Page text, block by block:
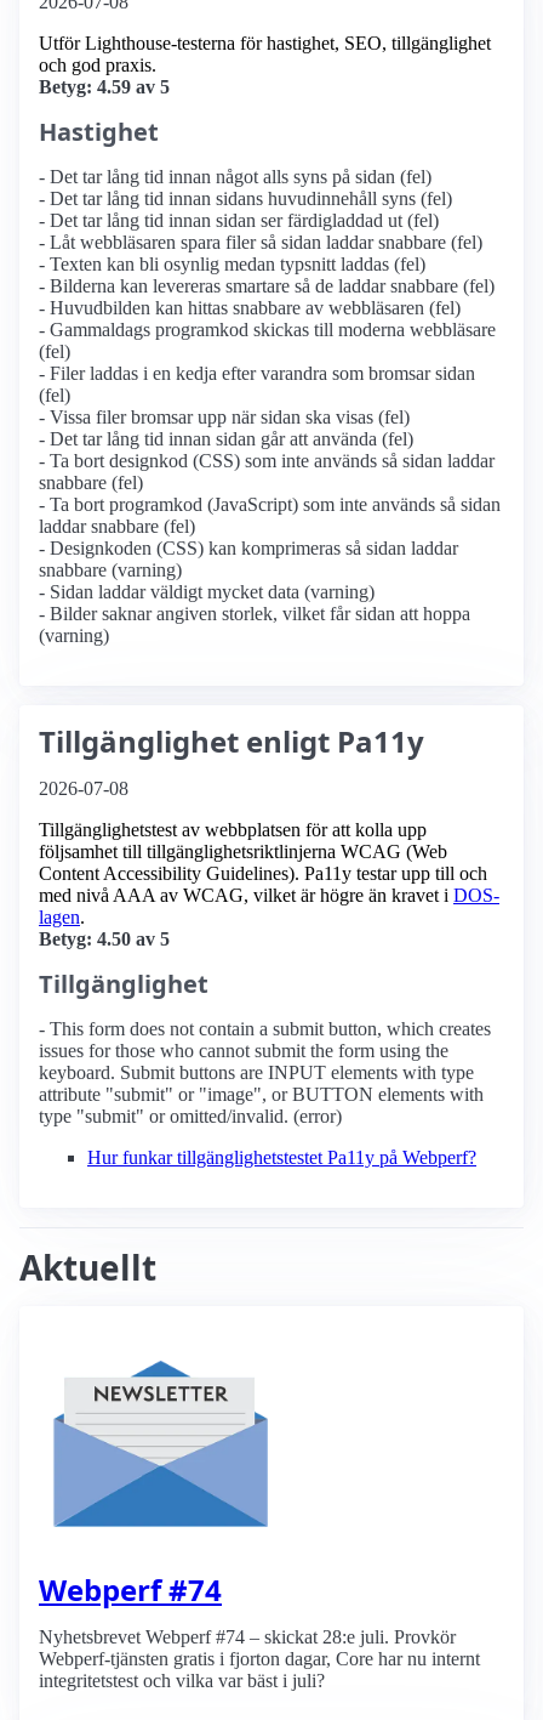
Utför Lighthouse-testerna för hastighet, SEO, tillgänglighet
och god praxis.
Betyg: 4.59 av 5
Hastighet
- Det tar lång tid innan något alls syns på sidan (fel)
- Det tar lång tid innan sidans huvudinnehåll syns (fel)
- Det tar lång tid innan sidan ser färdigladdad ut (fel)
- Låt webbläsaren spara filer så sidan laddar snabbare (fel)
- Texten kan bli osynlig medan typsnitt laddas (fel)
- Bilderna kan levereras smartare så de laddar snabbare (fel)
- Huvudbilden kan hittas snabbare av webbläsaren (fel)
- Gammaldags programkod skickas till moderna webbläsare
(fel)
- Filer laddas i en kedja efter varandra som bromsar sidan
(fel)
- Vissa filer bromsar upp när sidan ska visas (fel)
- Det tar lång tid innan sidan går att använda (fel)
- Ta bort designkod (CSS) som inte används så sidan laddar
snabbare (fel)
- Ta bort programkod (JavaScript) som inte används så sidan
laddar snabbare (fel)
- Designkoden (CSS) kan komprimeras så sidan laddar
snabbare (varning)
- Sidan laddar väldigt mycket data (varning)
- Bilder saknar angiven storlek, vilket får sidan att hoppa
(varning)
Tillgänglighet enligt Pa11y
2026-07-08
Tillgänglighetstest av webbplatsen för att kolla upp
följsamhet till tillgänglighets­riktlinjerna WCAG (Web
Content Accessibility Guidelines). Pa11y testar upp till och
med nivå AAA av WCAG, vilket är högre än kravet i DOS-
lagen.
Betyg: 4.50 av 5
Tillgänglighet
- This form does not contain a submit button, which creates
issues for those who cannot submit the form using the
keyboard. Submit buttons are INPUT elements with type
attribute "submit" or "image", or BUTTON elements with
type "submit" or omitted/invalid. (error)
Hur funkar tillgänglighetstestet Pa11y på Webperf?
Aktuellt
Webperf #74
Nyhetsbrevet Webperf #74 – skickat 28:e juli. Provkör
Webperf-tjänsten gratis i fjorton dagar, Core har nu internt
integritetstest och vilka var bäst i juli?